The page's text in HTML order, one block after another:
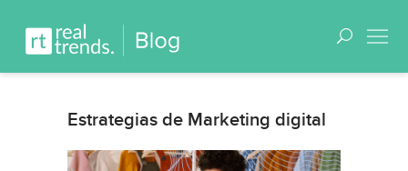
Estrategias de Marketing digital